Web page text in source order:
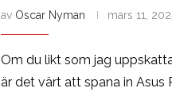
av Oscar Nyman mars 11,
Om du likt som jag
är det värt att spana in Asus